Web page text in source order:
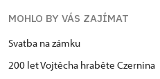
MOHLO BY VÁS ZAJÍMAT
Svatba na zámku
200 let Vojtěcha hraběte Czernina